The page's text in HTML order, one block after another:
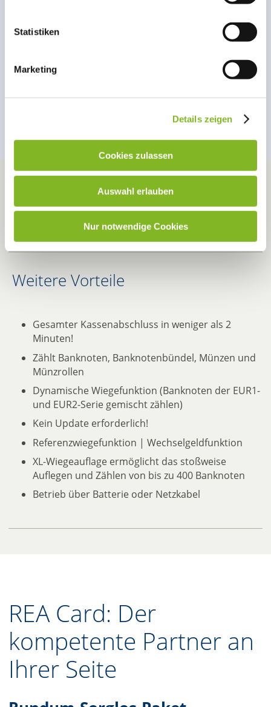
Statistiken
Marketing
Details zeigen
Cookies zulassen
Auswahl erlauben
Nur notwendige Cookies
Produktdetails Downloads
Weitere Vorteile
Gesamter Kassenabschluss in weniger als 2
Minuten!
Zählt Banknoten, Banknotenbündel, Münzen und
Münzrollen
Dynamische Wiegefunktion (Banknoten der EUR1-
und EUR2-Serie gemischt zählen)
Kein Update erforderlich!
Referenzwiegefunktion | Wechselgeldfunktion
XL-Wiegeauflage ermöglicht das stoßweise
Auflegen und Zählen von bis zu 400 Banknoten
Betrieb über Batterie oder Netzkabel
REA Card: Der
kompetente Partner an
Ihrer Seite